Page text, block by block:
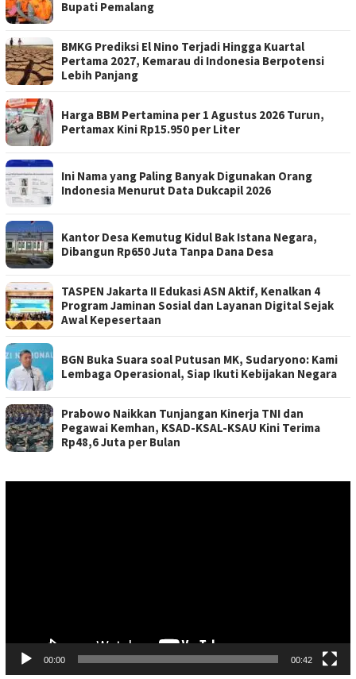
Bupati Pemalang
BMKG Prediksi El Nino Terjadi Hingga Kuartal
Pertama 2027, Kemarau di Indonesia Berpotensi
Lebih Panjang
Harga BBM Pertamina per 1 Agustus 2026 Turun,
Pertamax Kini Rp15.950 per Liter
Ini Nama yang Paling Banyak Digunakan Orang
Indonesia Menurut Data Dukcapil 2026
Kantor Desa Kemutug Kidul Bak Istana Negara,
Dibangun Rp650 Juta Tanpa Dana Desa
TASPEN Jakarta II Edukasi ASN Aktif, Kenalkan 4
Program Jaminan Sosial dan Layanan Digital Sejak
Awal Kepesertaan
BGN Buka Suara soal Putusan MK, Sudaryono: Kami
Lembaga Operasional, Siap Ikuti Kebijakan Negara
Prabowo Naikkan Tunjangan Kinerja TNI dan
Pegawai Kemhan, KSAD-KSAL-KSAU Kini Terima
Rp48,6 Juta per Bulan
00:00 00:42